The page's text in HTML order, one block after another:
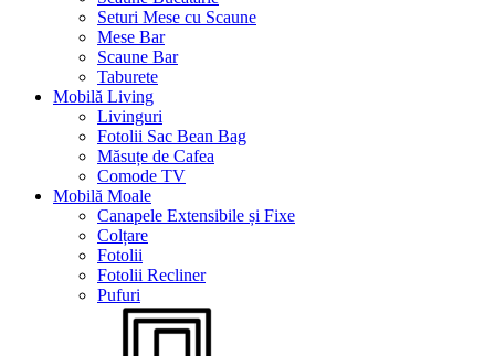
Seturi Mese cu Scaune
Mese Bar
Scaune Bar
Taburete
Mobilă Living
Livinguri
Fotolii Sac Bean Bag
Măsuțe de Cafea
Comode TV
Mobilă Moale
Canapele Extensibile și Fixe
Colțare
Fotolii
Fotolii Recliner
Pufuri